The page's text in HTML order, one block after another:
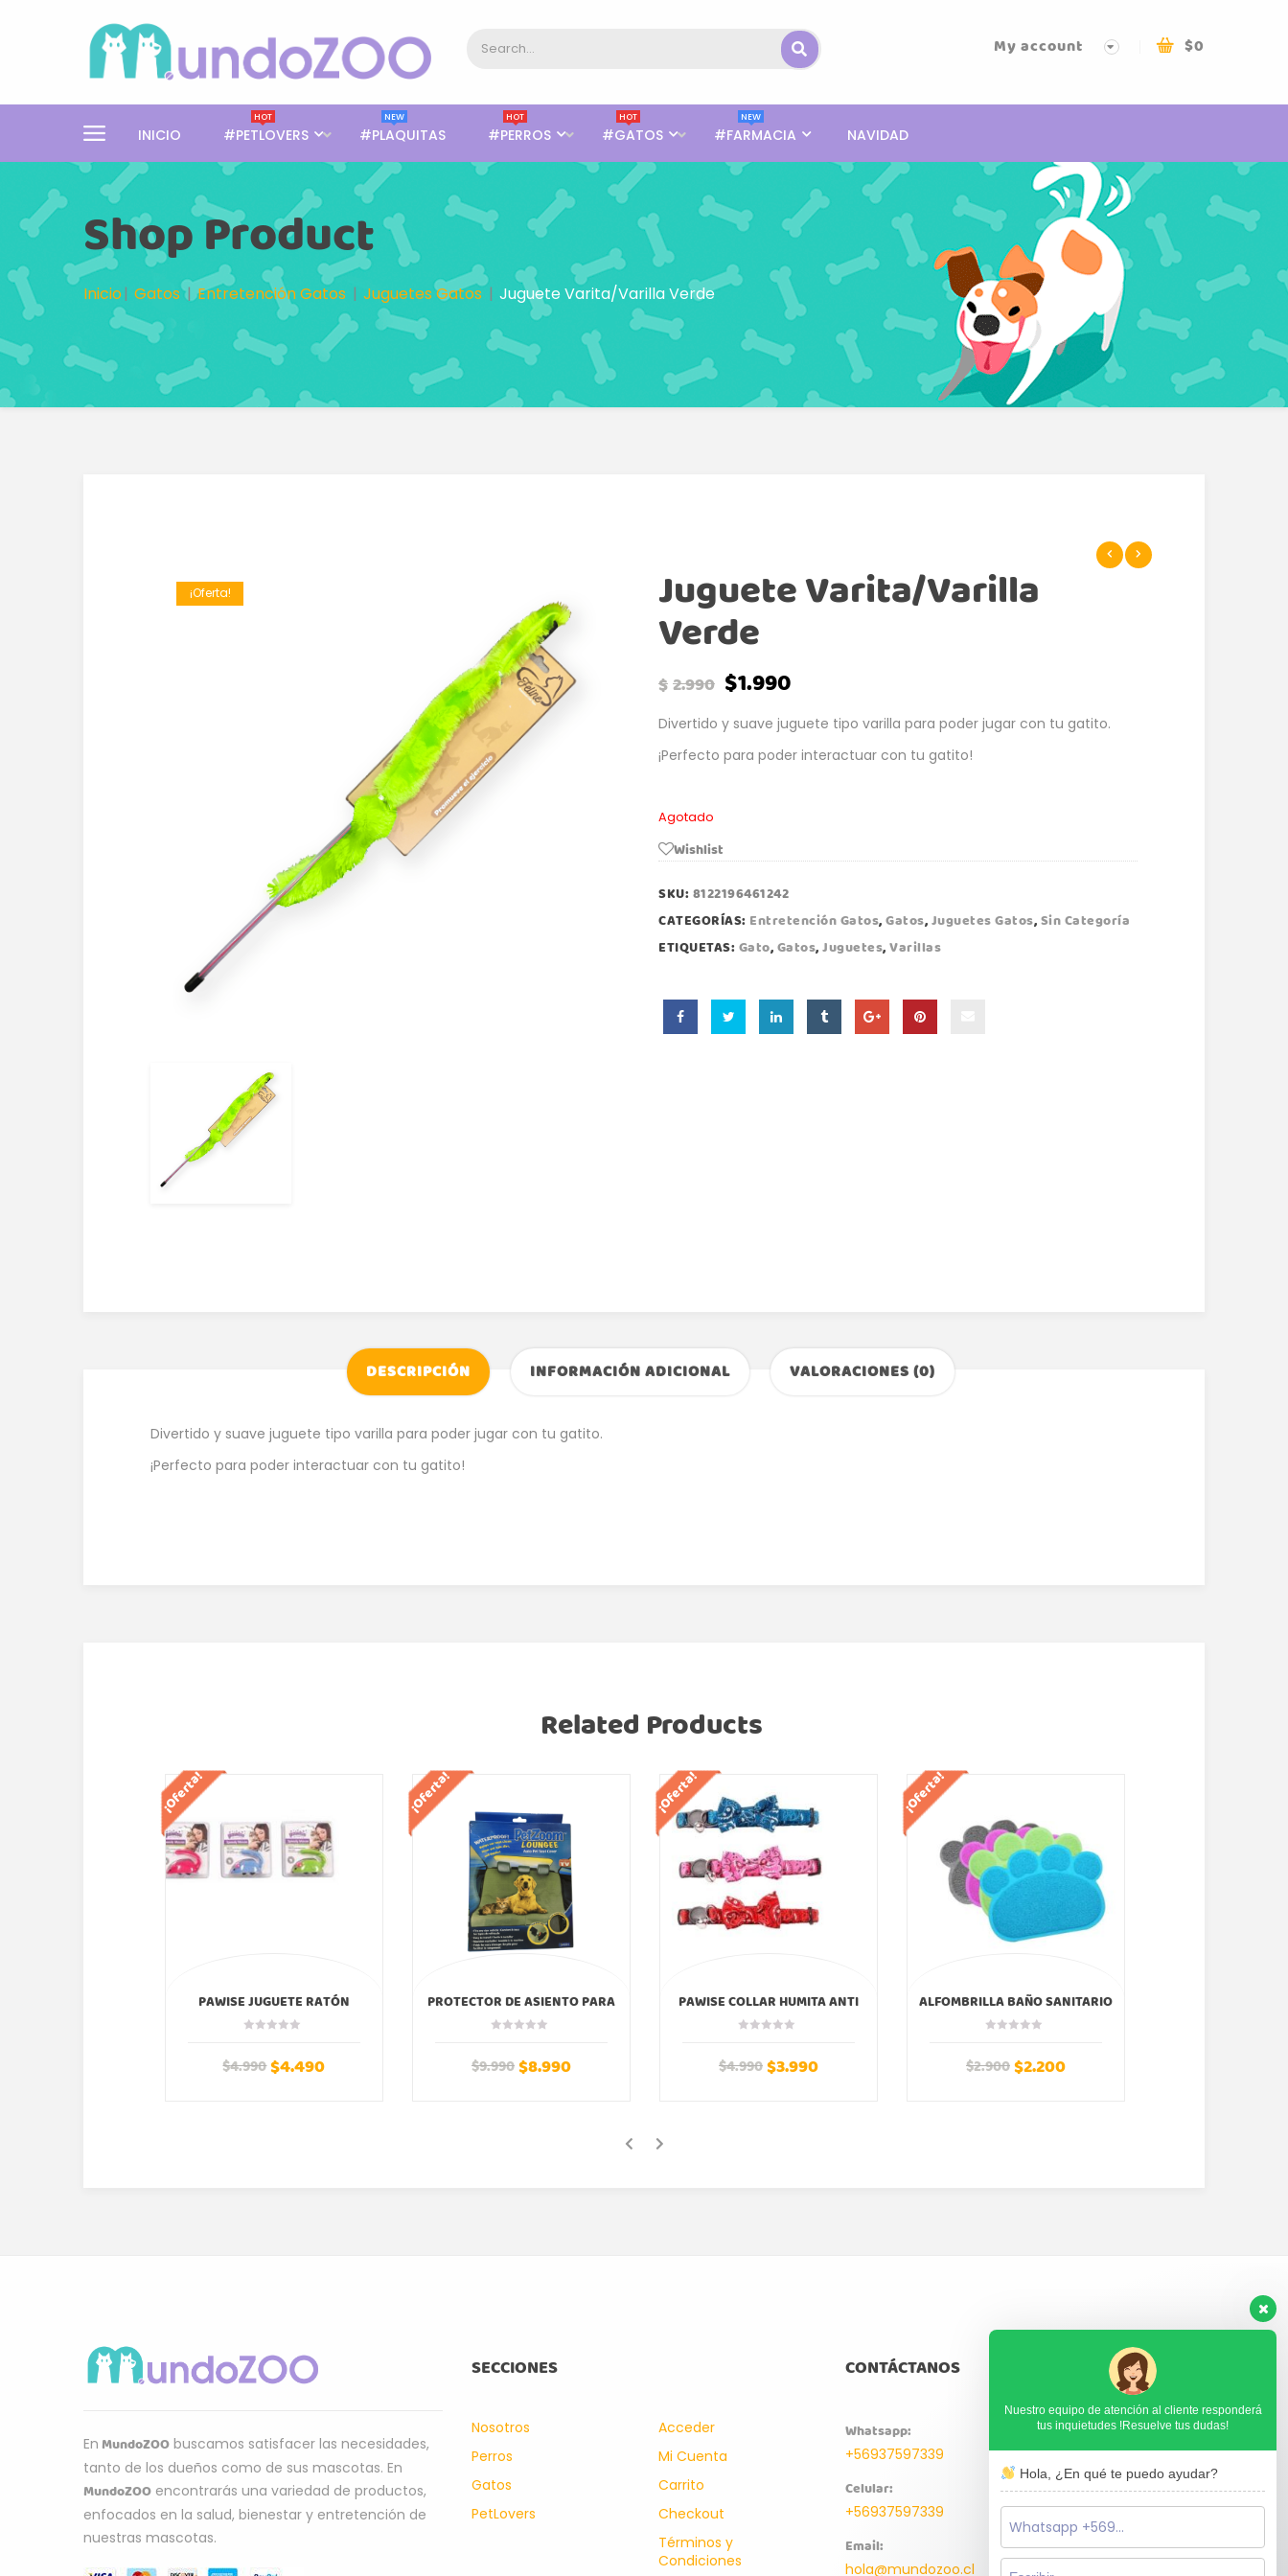
$0
My account
INICIO #PETLOVERS
HOT
#PLAQUITAS
NEW
#PERROS
HOT
#GATOS
HOT
#FARMACIA
NEW
NAVIDAD
Shop Product
Inicio Gatos Entretención Gatos Juguetes Gatos Juguete Varita/Varilla Verde
¡Oferta! Juguete Varita/Varilla
Verde
$2.990 $1.990
Divertido y suave juguete tipo varilla para poder jugar con tu gatito.
¡Perfecto para poder interactuar con tu gatito!
Agotado
Wishlist
SKU: 8122196461242
CATEGORÍAS: Entretención Gatos,Gatos,Juguetes Gatos,Sin Categoría
ETIQUETAS: Gato,Gatos,Juguetes,Varillas
DESCRIPCIÓN INFORMACIÓN ADICIONAL VALORACIONES (0)
Divertido y suave juguete tipo varilla para poder jugar con tu gatito.
¡Perfecto para poder interactuar con tu gatito!
Related Products
¡Oferta!
PAWISE JUGUETE RATÓN
RÁPIDO COLORES
$4.990$4.490
¡Oferta!
PROTECTOR DE ASIENTO PARA
AUTOS
$9.990$8.990
¡Oferta!
PAWISE COLLAR HUMITA ANTI
AHORQUE COLORES
$4.990$3.990
¡Oferta!
ALFOMBRILLA BAÑO SANITARIO
COLORES
$2.900$2.200
En MundoZOO buscamos satisfacer las necesidades,
tanto de los dueños como de sus mascotas. En
MundoZOO encontrarás una variedad de productos,
enfocados en la salud, bienestar y entretención de
nuestras mascotas.
SECCIONES
Nosotros
Perros
Gatos
PetLovers
Acceder
Mi Cuenta
Carrito
Checkout
Términos y
Condiciones
CONTÁCTANOS
Whatsapp:
+56937597339
Celular:
+56937597339
Email:
hola@mundozoo.cl
Nuestro equipo de atención al cliente responderá
tus inquietudes !Resuelve tus dudas!
Hola, ¿En qué te puedo ayudar?